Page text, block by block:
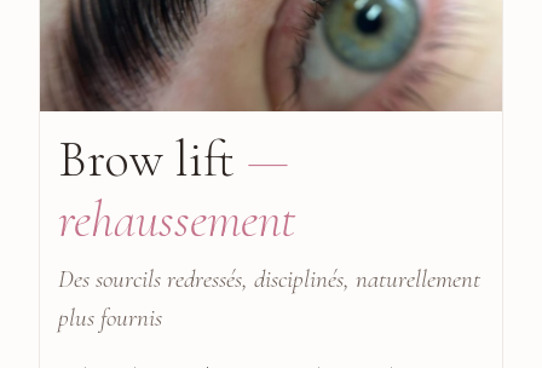
Brow lift —
rehaussement
Des sourcils redressés, disciplinés, naturellement
plus fournis